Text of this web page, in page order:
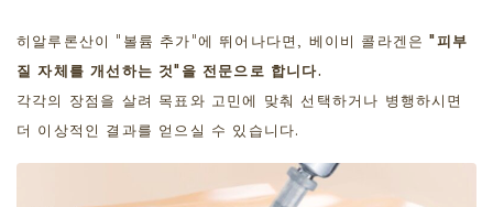
히알루론산이 "볼륨 추가"에 뛰어나다면, 베이비 콜라겐은"피부
질 자체를 개선하는 것"을 전문으로 합니다.
각각의 장점을 살려 목표와 고민에 맞춰 선택하거나 병행하시면
더 이상적인 결과를 얻으실 수 있습니다.